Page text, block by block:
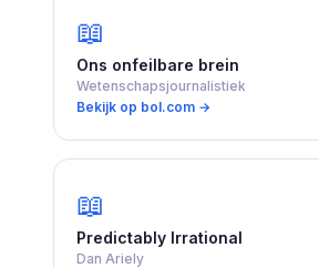
📖
Ons onfeilbare brein
Wetenschapsjournalistiek
Bekijk op bol.com →
📖
Predictably Irrational
Dan Ariely